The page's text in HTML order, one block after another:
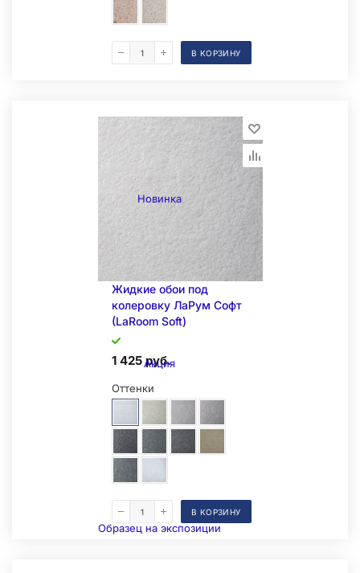
В КОРЗИНУ
Новинка
Акция
Образец на экспозиции
Жидкие обои под
колеровку ЛаРум Софт
(LaRoom Soft)
1 425 руб.
Оттенки
В КОРЗИНУ